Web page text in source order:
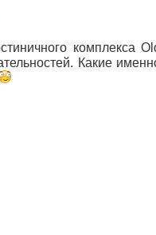
комплекса
Какие